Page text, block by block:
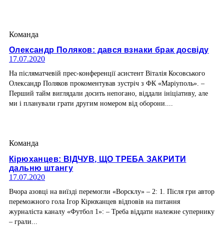
Команда
Олександр Поляков: дався взнаки брак досвіду
17.07.2020
На післяматчевій прес-конференції асистент Віталія Косовського
Олександр Поляков прокоментував зустріч з ФК «Маріуполь». –
Перший тайм виглядали досить непогано, віддали ініціативу, але
ми і планували грати другим номером від оборони....
Команда
Кірюханцев: ВІДЧУВ, ЩО ТРЕБА ЗАКРИТИ
дальню штангу
17.07.2020
Вчора азовці на виїзді перемогли «Ворсклу» – 2: 1. Після гри автор
переможного гола Ігор Кірюханцев відповів на питання
журналіста каналу «Футбол 1»: – Треба віддати належне супернику
– грали...